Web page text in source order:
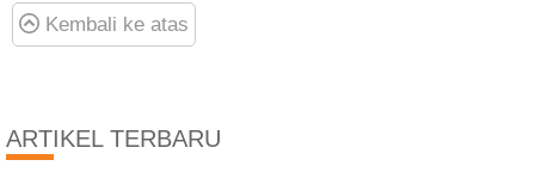
Kembali ke atas
ARTIKEL TERBARU